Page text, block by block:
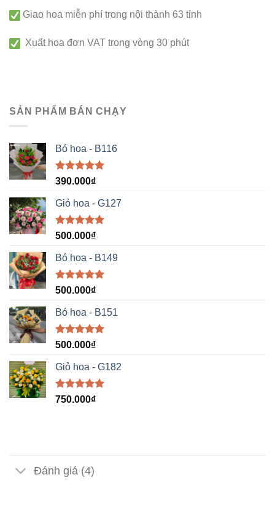
Giao hoa miễn phí trong nội thành 63 tỉnh
Xuất hoa đơn VAT trong vòng 30 phút
SẢN PHẨM BÁN CHẠY
Bó hoa - B116
Được xếp
5 sao
390.000₫
Giỏ hoa - G127
Được xếp
5 sao
500.000₫
Bó hoa - B149
Được xếp
5 sao
500.000₫
Bó hoa - B151
Được xếp
5 sao
500.000₫
Giỏ hoa - G182
Được xếp
750.000₫
Đánh giá (4)